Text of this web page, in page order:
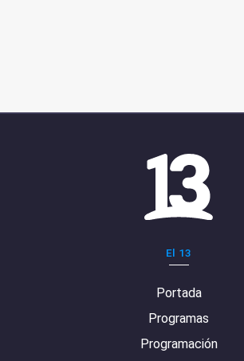
El 13
Portada
Programas
Programación